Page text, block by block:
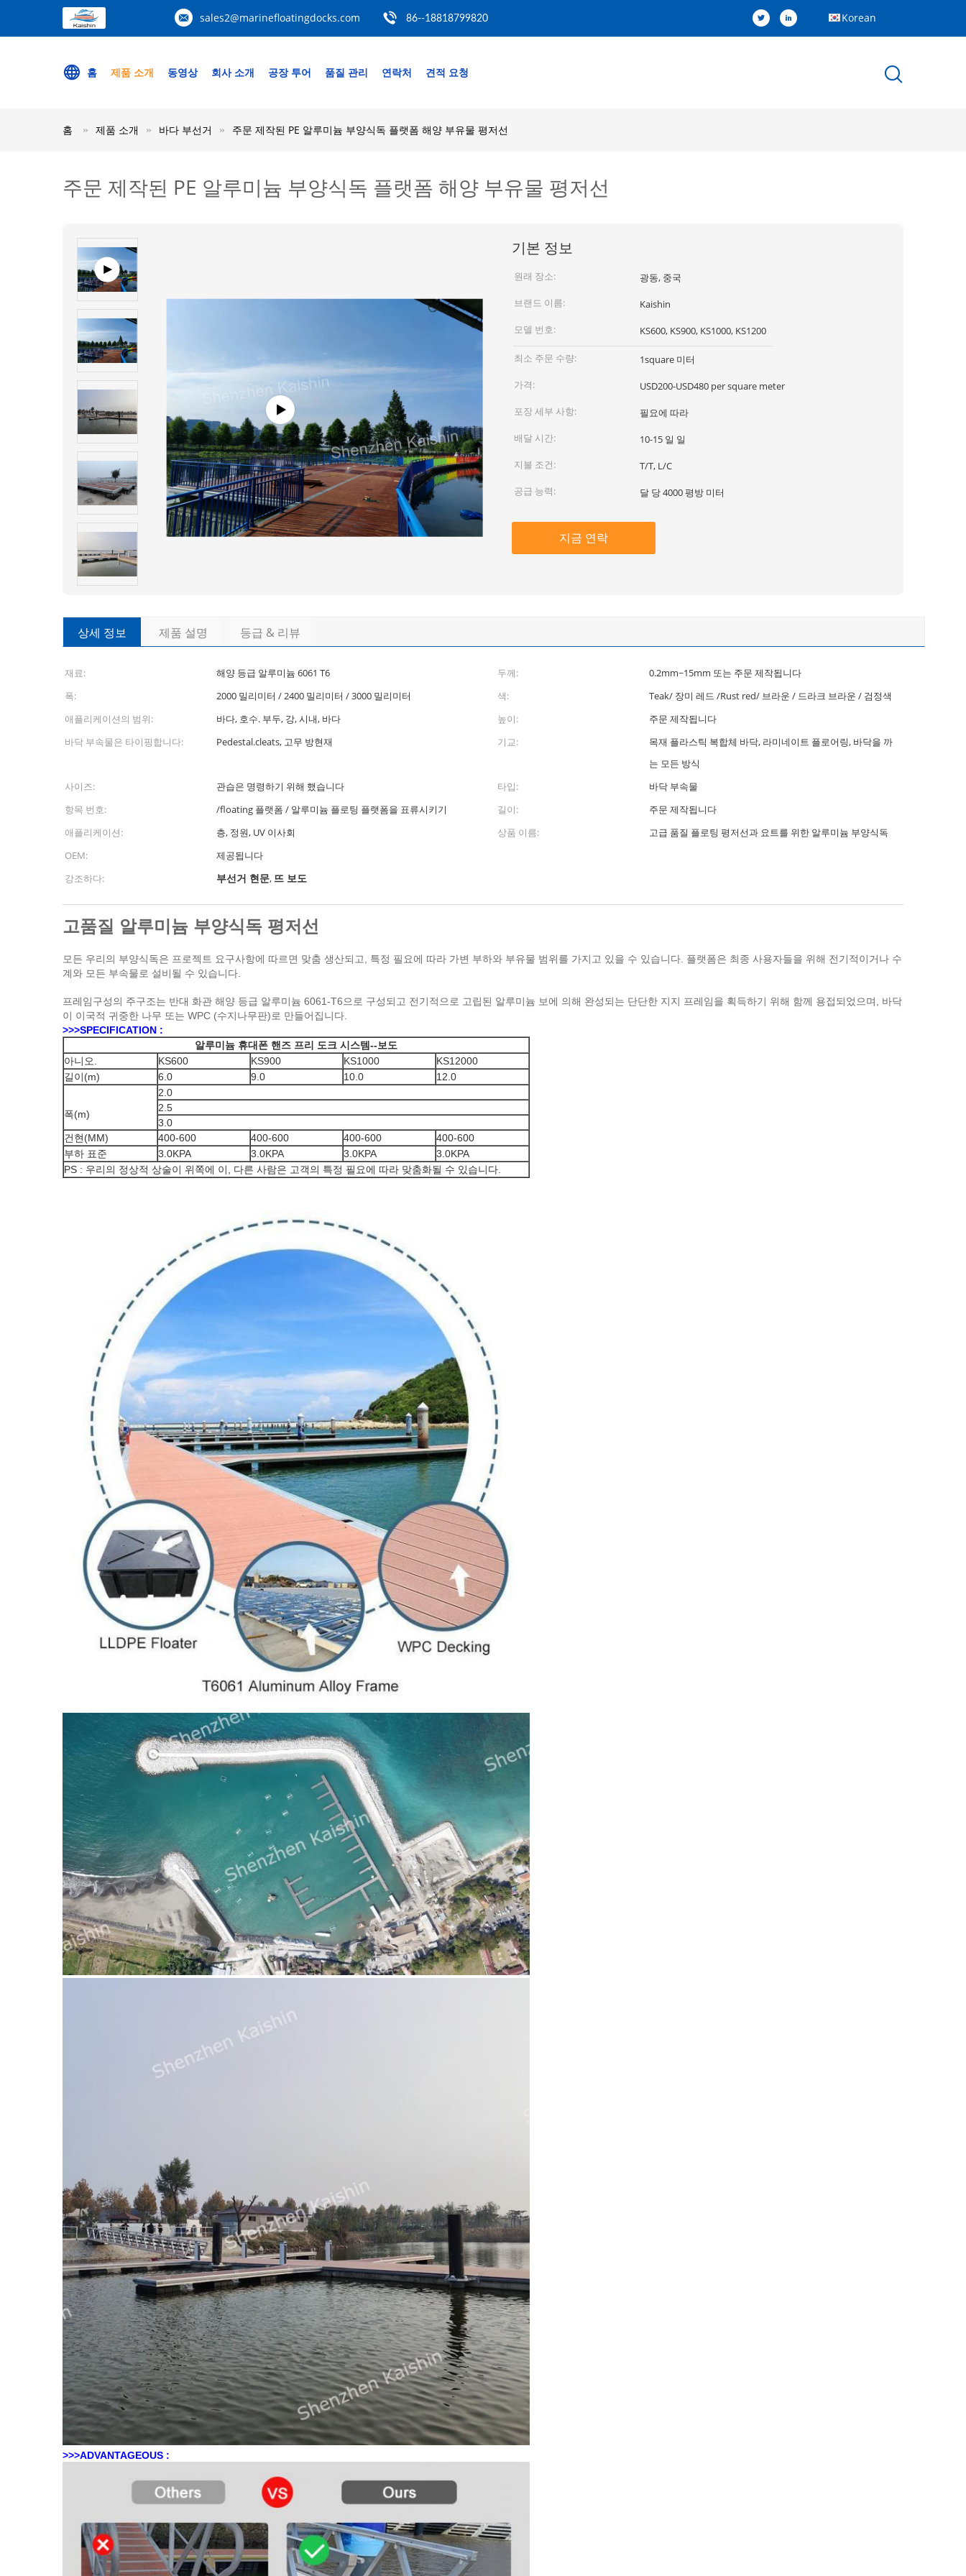
sales2@marinefloatingdocks.com 86--18818799820 Korean
홈 제품 소개 동영상 회사 소개 공장 투어 품질 관리 연락처 견적 요청
홈 제품 소개 바다 부선거 주문 제작된 PE 알루미늄 부양식독 플랫폼 해양 부유물 평저선
주문 제작된 PE 알루미늄 부양식독 플랫폼 해양 부유물 평저선
기본 정보
원래 장소:
광동, 중국
브랜드 이름:
Kaishin
모델 번호:
KS600, KS900, KS1000, KS1200
최소 주문 수량:
1square 미터
가격:
USD200-USD480 per square meter
포장 세부 사항:
필요에 따라
배달 시간:
10-15 일 일
지불 조건:
T/T, L/C
공급 능력:
달 당 4000 평방 미터
지금 연락
상세 정보 제품 설명 등급 & 리뷰
재료: 해양 등급 알루미늄 6061 T6 두께:
0.2mm~15mm 또는 주문 제작됩니다
폭:
2000 밀리미터 / 2400 밀리미터 / 3000 밀리미터 색:
Teak/ 장미 레드 /Rust red/ 브라운 / 드라크 브라운 / 검정색
애플리케이션의 범위:
바다, 호수. 부두, 강, 시내, 바다 높이:
주문 제작됩니다
바닥 부속물은 타이핑합니다:
Pedestal.cleats, 고무 방현재 기교:
목재 플라스틱 복합체 바닥, 라미네이트 플로어링, 바닥을 까
는 모든 방식
사이즈:
관습은 명령하기 위해 했습니다 타입:
바닥 부속물
항목 번호:
/floating 플랫폼 / 알루미늄 플로팅 플랫폼을 표류시키기 길이:
주문 제작됩니다
애플리케이션:
층, 정원, UV 이사회 상품 이름:
고급 품질 플로팅 평저선과 요트를 위한 알루미늄 부양식독
OEM:
제공됩니다
강조하다:
부선거 현문, 뜨 보도
고품질 알루미늄 부양식독 평저선
모든 우리의 부양식독은 프로젝트 요구사항에 따르면 맞춤 생산되고, 특정 필요에 따라 가변 부하와 부유물 범위를 가지고 있을 수 있습니다. 플랫폼은 최종 사용자들을 위해 전기적이거나 수
계와 모든 부속물로 설비될 수 있습니다.
프레임구성의 주구조는 반대 화관 해양 등급 알루미늄 6061-T6으로 구성되고 전기적으로 고립된 알루미늄 보에 의해 완성되는 단단한 지지 프레임을 획득하기 위해 함께 용접되었으며, 바닥
이 이국적 귀중한 나무 또는 WPC (수지나무판)로 만들어집니다.
>>>SPECIFICATION :
알루미늄 휴대폰 핸즈 프리 도크 시스템--보도
아니오.
KS600 KS900 KS1000
KS12000
길이(m)
6.0 9.0 10.0 12.0
폭(m)
2.0
2.5
3.0
건현(MM)
400-600 400-600 400-600
400-600
부하 표준
3.0KPA 3.0KPA 3.0KPA
3.0KPA
PS : 우리의 정상적 상술이 위쪽에 이, 다른 사람은 고객의 특정 필요에 따라 맞춤화될 수 있습니다.
>>>ADVANTAGEOUS :